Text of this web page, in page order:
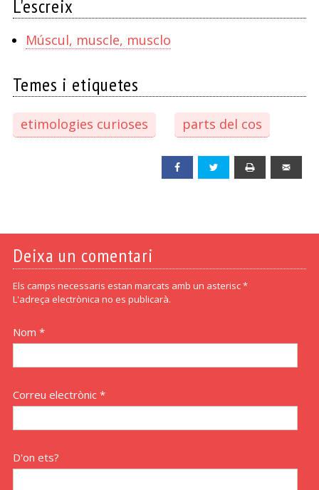
L'escreix
Múscul, muscle, musclo
Temes i etiquetes
etimologies curioses parts del cos
Facebook Twitter
Deixa un comentari
Els camps necessaris estan marcats amb un asterisc *
L'adreça electrònica no es publicarà.
Nom *
Correu electrònic *
D'on ets?